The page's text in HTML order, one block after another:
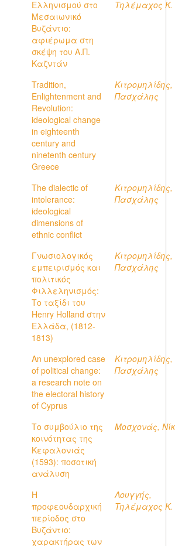
Ελληνισμού στο
Μεσαιωνικό
Βυζάντιο:
αφιέρωμα στη
σκέψη του Α.Π.
Καζντάν
Τηλέμαχος K.
Tradition,
Enlightenment and
Revolution:
ideological change
in eighteenth
century and
ninetenth century
Greece
Κιτρομηλίδης,
Πασχάλης
The dialectic of
intolerance:
ideological
dimensions of
ethnic conflict
Κιτρομηλίδης,
Πασχάλης
Γνωσιολογικός
εμπειρισμός και
πολιτικός
Φιλλεληνισμός:
Το ταξίδι του
Henry Holland στην
Ελλάδα, (1812-
1813)
Κιτρομηλίδης,
Πασχάλης
An unexplored case
of political change:
a research note on
the electoral history
of Cyprus
Κιτρομηλίδης,
Πασχάλης
Το συμβούλιο της
κοινότητας της
Κεφαλονιάς
(1593): ποσοτική
ανάλυση
Μοσχονάς,
Η
προφεουδαρχική
περίοδος στο
Βυζάντιο:
χαρακτήρας των
Λουγγής,
Τηλέμαχος K.